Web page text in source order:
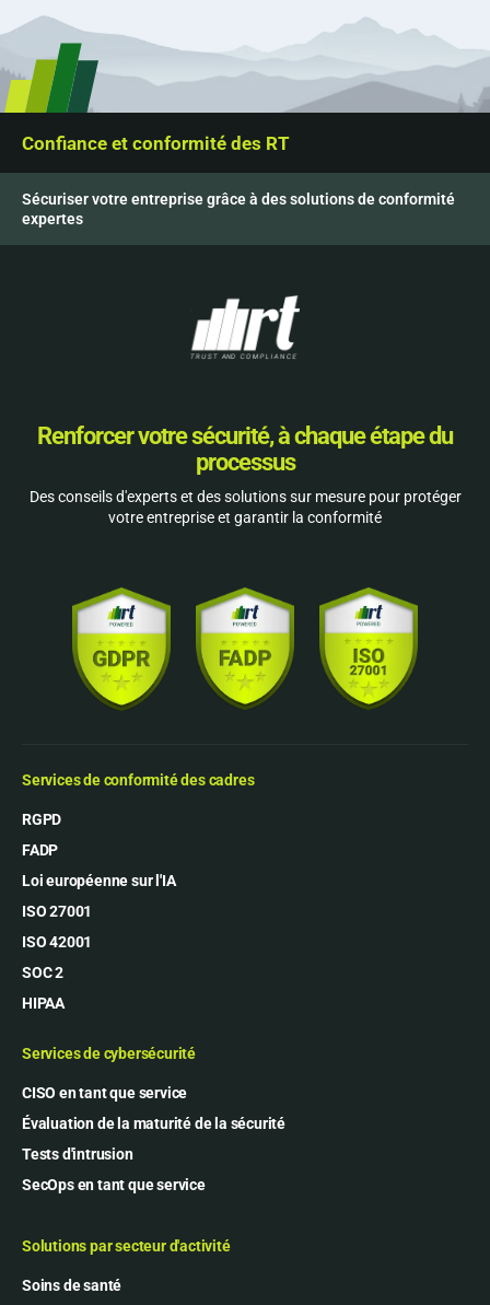
Confiance et conformité des RT
Sécuriser votre entreprise grâce à des solutions de conformité
expertes
Renforcer votre sécurité, à chaque étape du
processus
Des conseils d'experts et des solutions sur mesure pour protéger
votre entreprise et garantir la conformité
Services de conformité des cadres
RGPD
FADP
Loi européenne sur l'IA
ISO 27001
ISO 42001
SOC 2
HIPAA
Services de cybersécurité
CISO en tant que service
Évaluation de la maturité de la sécurité
Tests d'intrusion
SecOps en tant que service
Solutions par secteur d'activité
Soins de santé